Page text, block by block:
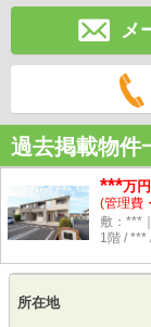
メ
過去掲載物件
***万円
(管理費
敷：***
1階 / ***
所在地